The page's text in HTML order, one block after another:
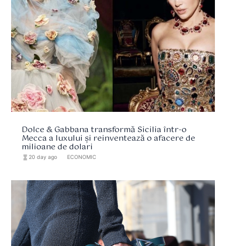
Dolce & Gabbana transformă Sicilia într-o
Mecca a luxului și reinventează o afacere de
milioane de dolari
hourglass_full 20 day ago ECONOMIC